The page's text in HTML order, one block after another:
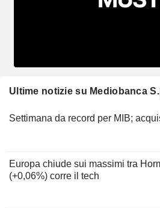
Ultime notizie su Mediobanca
Settimana da record per MIB;
Europa chiude sui massimi tra
(+0,06%) corre il tech